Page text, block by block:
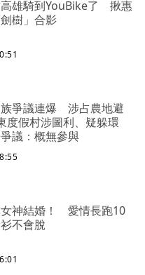
雄騎到YouBike了 揪惠
樹」合影
爭議連爆 涉占農地避
度假村涉圖利、疑躲環
議：概無參與
女神結婚！ 愛情長跑10
不會脫